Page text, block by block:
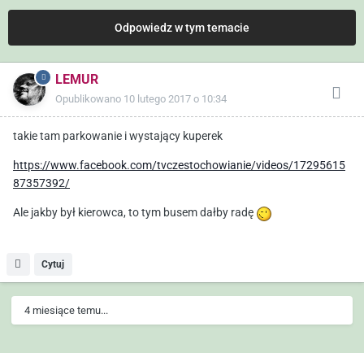
Odpowiedz w tym temacie
LEMUR
Opublikowano 10 lutego 2017 o 10:34
takie tam parkowanie i wystający kuperek
https://www.facebook.com/tvczestochowianie/videos/17295615
87357392/
Ale jakby był kierowca, to tym busem dałby radę
Cytuj
4 miesiące temu...